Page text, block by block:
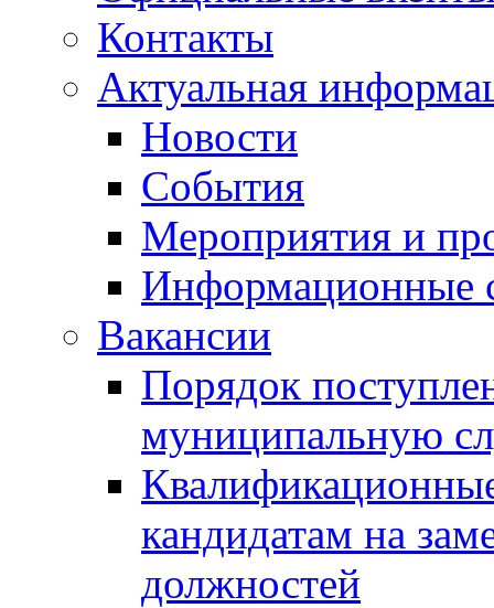
Контакты
Актуальная
Новости
События
Мероприятия и
Информационные
Вакансии
Порядок
муниципальную
кандидатам на
должностей